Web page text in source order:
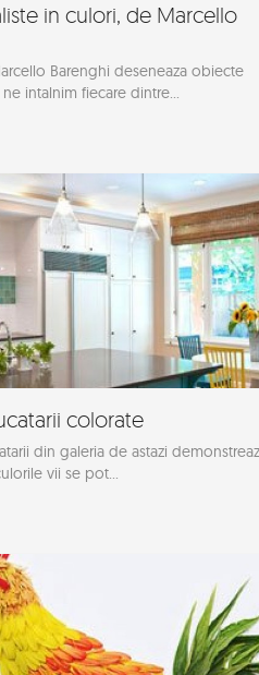
in culori, de Marcello
Barenghi deseneaza obiecte
intalnim fiecare dintre...
colorate
din galeria de astazi
vii se pot...